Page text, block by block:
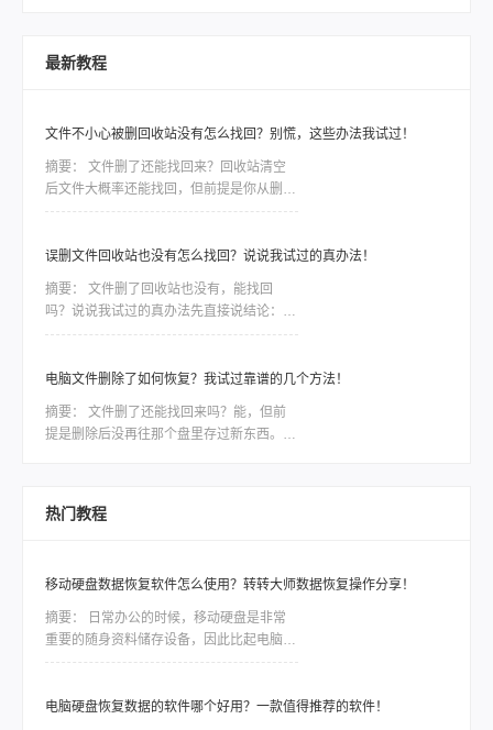
最新教程
文件不小心被删回收站没有怎么找回？别慌，这些办法我试过！
摘要：
后文件大概率还能找回，但前提是你从删除
之后到发现之前，没再往那个盘里存过新东
真实数据还在磁盘上待着。这个前提比用什
仙软件也救不回来。前阵子同事小李给客户
做方案，晚上赶工误把存了三天素材的文件
误删文件回收站也没有怎么找回？说说我试过的真办法！
摘要：
吗？说说我试过的真办法先直接说结论：能
找回，但前提是你清空回收站之后没再往那
否被“覆盖”，比用什么软件都关键——因为
还躺在硬盘里；但只要新数据住了进去，原
文件就被物理抹掉，神仙也难救。一段糟心
堆模糊的重复图，结果
电脑文件删除了如何恢复？我试过靠谱的几个方法！
摘要：
提是删除后没再往那个盘里存过新东西。电
真把原来的文件盖掉。盖掉的部分，用什么
热门教程
移动硬盘数据恢复软件怎么使用？转转大师数据恢复操作分享！
摘要：
重要的随身资料储存设备，因此比起电脑本
地的硬盘，移动硬盘更加容易出现数据丢
备份，那么造成的损失将是难以估量的，因
电脑硬盘恢复数据的软件哪个好用？一款值得推荐的软件！